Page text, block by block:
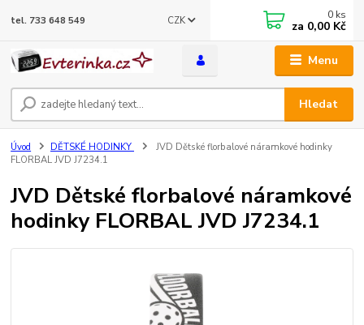
Menu
CZK
Hledat
tel. 733 648 549 0 ks
za 0,00 Kč
Úvod DĚTSKÉ HODINKY
JVD Dětské florbalové náramkové hodinky
FLORBAL JVD J7234.1
JVD Dětské florbalové náramkové
hodinky FLORBAL JVD J7234.1